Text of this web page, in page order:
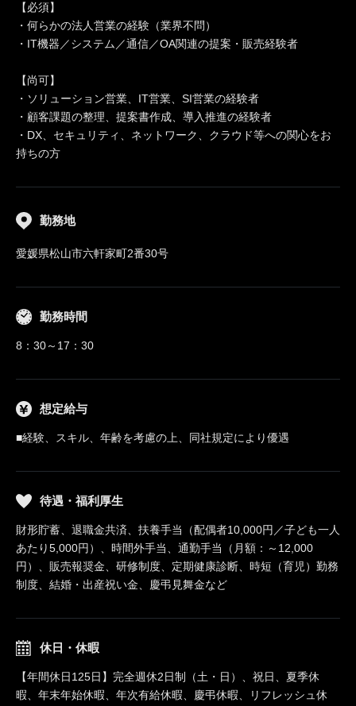
【必須】
・何らかの法人営業の経験（業界不問）
・IT機器／システム／通信／OA関連の提案・販売経験者
【尚可】
・ソリューション営業、IT営業、SI営業の経験者
・顧客課題の整理、提案書作成、導入推進の経験者
・DX、セキュリティ、ネットワーク、クラウド等への関心をお
持ちの方
勤務地
愛媛県松山市六軒家町2番30号
勤務時間
8：30～17：30
想定給与
■経験、スキル、年齢を考慮の上、同社規定により優遇
待遇・福利厚生
財形貯蓄、退職金共済、扶養手当（配偶者10,000円／子ども一人
あたり5,000円）、時間外手当、通勤手当（月額：～12,000
円）、販売報奨金、研修制度、定期健康診断、時短（育児）勤務
制度、結婚・出産祝い金、慶弔見舞金など
休日・休暇
【年間休日125日】完全週休2日制（土・日）、祝日、夏季休
暇、年末年始休暇、年次有給休暇、慶弔休暇、リフレッシュ休